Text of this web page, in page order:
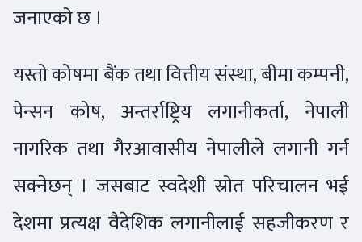
जनाएको छ ।
यस्तो कोषमा बैंक तथा वित्तीय संस्था, बीमा कम्पनी,
पेन्सन कोष, अन्तर्राष्ट्रिय लगानीकर्ता, नेपाली
नागरिक तथा गैरआवासीय नेपालीले लगानी गर्न
सक्नेछन् । जसबाट स्वदेशी स्रोत परिचालन भई
देशमा प्रत्यक्ष वैदेशिक लगानीलाई सहजीकरण र